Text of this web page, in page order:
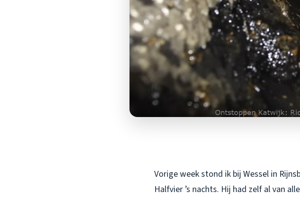
Vorige week stond ik bij Wessel in
Halfvier ’s nachts. Hij had zelf al van